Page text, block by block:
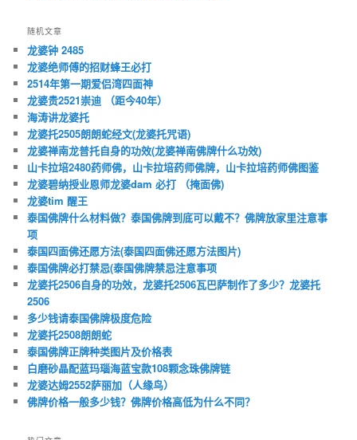
随机文章
龙婆钟 2485
龙婆绝师傅的招财蜂王必打
2514年第一期爱侣湾四面神
龙婆贵2521崇迪 （距今40年）
海涛讲龙婆托
龙婆托2505朗朗蛇经文(龙婆托咒语)
龙婆禅南龙普托自身的功效(龙婆禅南佛牌什么功效)
山卡拉培2480药师佛，山卡拉培药师佛牌，山卡拉培药师佛图鉴
龙婆碧纳授业恩师龙婆dam 必打 （掩面佛)
龙婆tim 醒王
泰国佛牌什么材料做？泰国佛牌到底可以戴不？佛牌放家里注意事
项
泰国四面佛还愿方法(泰国四面佛还愿方法图片)
泰国佛牌必打禁忌(泰国佛牌禁忌注意事项
龙婆托2506自身的功效，龙婆托2506瓦巴萨制作了多少？龙婆托
2506
多少钱请泰国佛牌极度危险
龙婆托2508朗朗蛇
泰国佛牌正牌种类图片及价格表
白磨砂晶配蓝玛瑙海蓝宝款108颗念珠佛牌链
龙婆达姆2552萨丽加（人缘鸟）
佛牌价格一般多少钱？佛牌价格高低为什么不同？